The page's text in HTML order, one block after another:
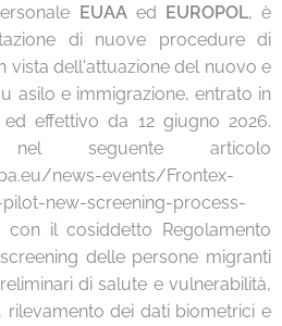
EUAAed EUROPOL, è
di nuove procedure di
vista dell'attuazione del nuovo e
asilo e immigrazione, entrato in
effettivo da 12 giugno 2026.
seguente articolo
news-events/Frontex-
new-screening-process-
con il cosiddetto Regolamento
delle persone migranti
di salute e vulnerabilità,
rilevamento dei dati biometrici e